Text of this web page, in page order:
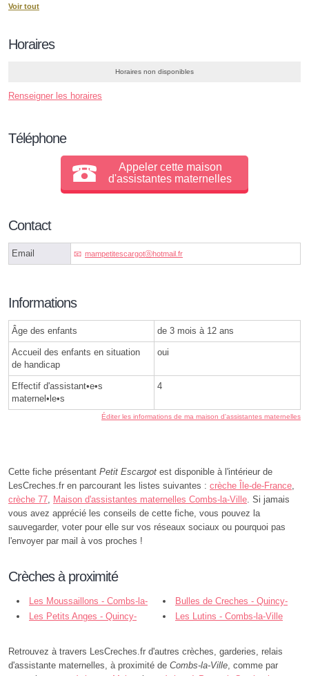
Voir tout
Horaires
Horaires non disponibles
Renseigner les horaires
Téléphone
Appeler cette maison
d'assistantes maternelles
Contact
Email mampetitescargotⓐhotmail.fr
Informations
Âge des enfants de 3 mois à 12 ans
Accueil des enfants en situation
de handicap
oui
Effectif d'assistant•e•s
maternel•le•s
4
Éditer les informations de ma maison d'assistantes maternelles
Cette fiche présentant Petit Escargot est disponible à l'intérieur de
LesCreches.fr en parcourant les listes suivantes : crèche Île-de-France,
crèche 77, Maison d'assistantes maternelles Combs-la-Ville. Si jamais
vous avez apprécié les conseils de cette fiche, vous pouvez la
sauvegarder, voter pour elle sur vos réseaux sociaux ou pourquoi pas
l'envoyer par mail à vos proches !
Crèches à proximité
Les Moussaillons - Combs-la-
Ville
Bulles de Creches - Quincy-
sous-Sénart
Les Petits Anges - Quincy-
Les Lutins - Combs-la-Ville
Retrouvez à travers LesCreches.fr d'autres crèches, garderies, relais
d'assistante maternelles, à proximité de Combs-la-Ville, comme par